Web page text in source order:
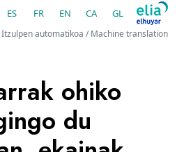
ES FR EN CA GL
Itzulpen automatikoa / Machine translation
ohiko
du